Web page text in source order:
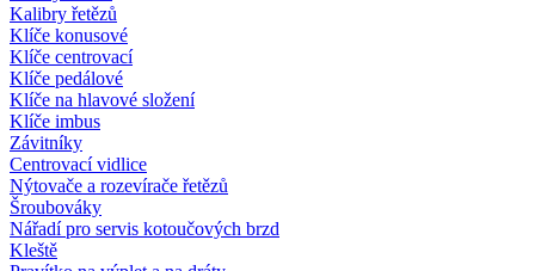
Kalibry řetězů
Klíče konusové
Klíče centrovací
Klíče pedálové
Klíče na hlavové složení
Klíče imbus
Závitníky
Centrovací vidlice
Nýtovače a rozevírače řetězů
Šroubováky
Nářadí pro servis kotoučových brzd
Kleště